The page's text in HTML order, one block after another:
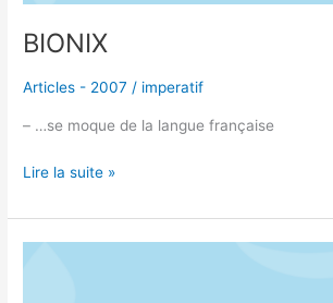
BIONIX
Articles - 2007 / imperatif
– …se moque de la langue française
Lire la suite »